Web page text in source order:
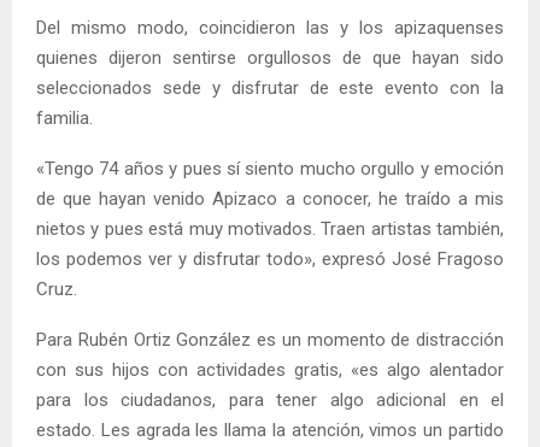
Del mismo modo, coincidieron las y los apizaquenses
quienes dijeron sentirse orgullosos de que hayan sido
seleccionados sede y disfrutar de este evento con la
familia.
«Tengo 74 años y pues sí siento mucho orgullo y emoción
de que hayan venido Apizaco a conocer, he traído a mis
nietos y pues está muy motivados. Traen artistas también,
los podemos ver y disfrutar todo», expresó José Fragoso
Cruz.
Para Rubén Ortiz González es un momento de distracción
con sus hijos con actividades gratis, «es algo alentador
para los ciudadanos, para tener algo adicional en el
estado. Les agrada les llama la atención, vimos un partido